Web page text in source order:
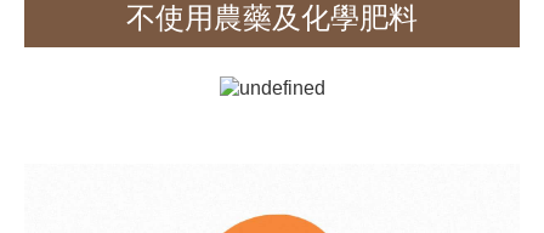
不使用農藥及化學肥料